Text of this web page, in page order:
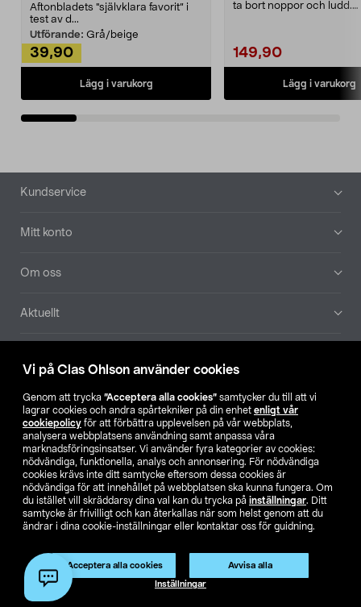
Vi på Clas Ohlson använder cookies
Genom att trycka ”Acceptera alla cookies” samtycker du till att vi
lagrar cookies och andra spårtekniker på din enhet enligt vår
cookiepolicy för att förbättra upplevelsen på vår webbplats,
analysera webbplatsens användning samt anpassa våra
marknadsföringsinsatser. Vi använder fyra kategorier av cookies:
nödvändiga, funktionella, analys och annonsering. För nödvändiga
cookies krävs inte ditt samtycke eftersom dessa cookies är
nödvändiga för att innehållet på webbplatsen ska kunna fungera. Om
du istället vill skräddarsy dina val kan du trycka på inställningar. Ditt
samtycke är frivilligt och kan återkallas när som helst genom att du
ändrar i dina cookie-inställningar eller kontaktar oss för guidning.
Acceptera alla cookies Avvisa alla
Inställningar
Produkten har utgått
Artikelnr: 36-6313
Aftonbladets "självklara favorit” i
test av d...
Utförande: Grå/beige
39,90
Lägg i varukorg
ta bort noppor och ludd.
149,90
Lägg i varukorg
Sidfot
Kundservice
Mitt konto
Om oss
Aktuellt
Hitta butik
SE NO FI
Ändra till priser exklusive moms